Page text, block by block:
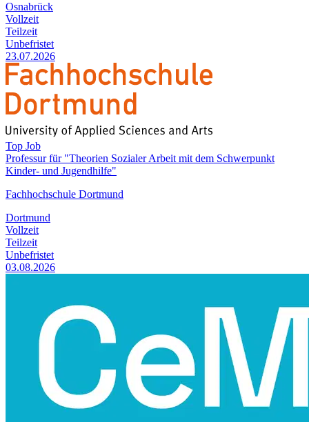
Osnabrück
Vollzeit
Teilzeit
Unbefristet
23.07.2026
Top Job
Professur für "Theorien Sozialer Arbeit mit dem Schwerpunkt
Kinder- und Jugendhilfe"
Fachhochschule Dortmund
Dortmund
Vollzeit
Teilzeit
Unbefristet
03.08.2026